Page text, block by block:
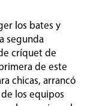
los bates y
segunda
críquet de
de este
chicas, arrancó
los equipos